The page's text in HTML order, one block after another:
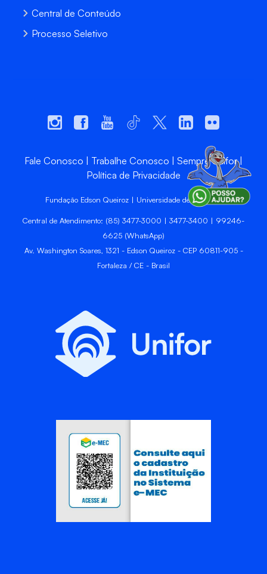
Central de Conteúdo
Processo Seletivo
Fale Conosco Trabalhe Conosco
Sempre Unifor
Política de Privacidade
Fundação Edson Queiroz | Universidade de Fortaleza
Central de Atendimento: (85) 3477-3000 | 3477-3400 | 99246-
6625 (WhatsApp)
Av. Washington Soares, 1321 - Edson Queiroz - CEP 60811-905 -
Fortaleza / CE - Brasil